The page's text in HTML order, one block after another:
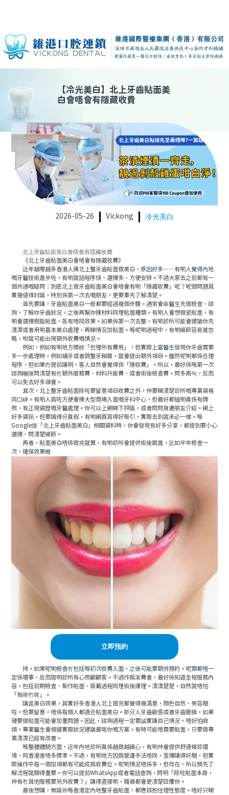
【冷光美白】 北上牙齒貼面美
白會唔會有隱藏收費
2026-05-26 Vickong 冷光美白
北上牙齒貼面美白會唔會有隱藏收費
《北上牙齒貼面美白會唔會有隱藏收費》
近年越嚟越多香港人揀北上整牙齒貼面做美白，原因好多——有啲人覺得內地
嘅牙醫技術進步咗，有啲就話程序快、選擇多、方便安排。不過大家去之前都有一
個共通嘅疑問：到底北上做牙齒貼面美白會唔會有啲「隱藏收費」呢？呢個問題其
實幾值得討論，特別係第一次去嘅朋友，更要事先了解清楚。
首先要講，牙齒貼面美白一般都要經過幾個步驟。通常會由醫生先做檢查、諮
詢，了解你牙齒狀況，之後再幫你揀材料同埋貼面種類。有啲人會想做瓷貼面，有
啲會選擇樹脂貼面，各有唔同效果。如果係第一次去整，有啲診所可能會建議你先
清潔或者用啲基本美白處理，再睇情況加貼面。喺呢啲過程中，有啲細節容易被忽
略，咁就可能出現額外收費嘅情況。
例如，例如有啲地方標榜「包埋所有費用」，但實際上當醫生發現你牙齒需要
多一步處理時，例如補牙或者調整牙釉質，就會提出額外項目。雖然呢啲都係合理
程序，但如果冇提前講明，客人自然會覺得係「隱收費」。所以，最好係喺第一次
諮詢嗰陣問清楚有冇額外服務費、材料升級費、或者術後檢查費。問多兩句，反而
可以免去好多誤會。
其次，北上整牙齒貼面除咗要留意項目收費之外，仲要睇清楚診所嘅專業資格
同口碑。有啲人為咗方便會揀大型商場入面嘅牙科中心，但最好都搵啲真係有牌
照、有正規資歷嘅牙醫處理。你可以上網睇下評論，或者問問身邊朋友介紹。網上
好多資訊，但要識得分真假，有啲網頁寫得好吸引，實際去到就未必一樣。喺
Google搜「北上牙齒貼面美白」相關資料時，你會發現有好多分享，都提到要小心
選擇、問清楚細節。
再者，貼面美白唔係做完就算，有啲診所會提供術後跟進，比如半年檢查一
次，確保效果維
立即預約
持。如果呢啲檢查冇包括喺初次收費入面，之後可能要額外預約。呢類都唔一
定係壞事，反而證明診所有心照顧顧客。不過作為消費者，最好係知道全程服務內
容，包括前期檢查、製作貼面、裝戴過程同埋術後護理。清清楚楚，自然就唔怕
「有啤冇啤」。
講返美白效果，其實好多香港人北上做完都覺得幾滿意，顏色自然、笑容靚
咗。但要留意，唔係每個人都適合貼面美白。部分人牙齒敏感或者牙齒磨損，如果
硬要做貼面可能會加重問題。因此，諮詢過程一定要誠實講自己情況，唔好怕麻
煩。專業醫生會根據實際狀況建議最啱你嘅方案。有時可能唔需要貼面，只要做專
業清潔已經有改善。
喺整體體驗方面，近年內地診所真係越做越細心，有啲仲會提供舒適候診環
境，同香港差唔多標準。不過，有啲地方因為營運手法唔同，宣傳講得好靚，但實
際操作中每一個加項都有可能成為收費位。呢啲情況唔係多，但存在，所以預先了
解流程就顯得重要。你可以提前WhatsApp或者電話查詢，問明「除咗貼面本身，
仲有冇其他服務要另外收費？」講得直接啲，職員都會更清楚回覆你。
最後想講，無論你喺香港定內地整牙齒貼面，都應該抱住理性態度。唔好只睇